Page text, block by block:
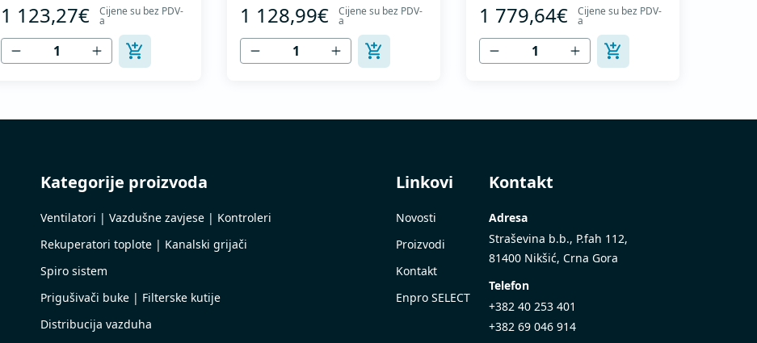
vertikalnim izduvavanjem - Motor
van struje vazduha - Maksimalan
protok vazduha: do 3.860 m3/h -
Za kontinualan rad sa
1 123,27€ Cijene su bez PDV-
a
vertikalnim izduvavanjem - Motor
van struje vazduha - Maksimalan
protok vazduha: do 4.170 m3/h -
Za kontinualan rad sa
1 128,99€ Cijene su bez PDV-
a
vertikalnim izduvavanjem - Motor
van struje vazduha - Maksimalan
protok vazduha: do 8.215 m3/h -
Za kontinualan rad sa
1 779,64€ Cijene su bez PDV-
a
Kategorije proizvoda
Ventilatori | Vazdušne zavjese | Kontroleri
Rekuperatori toplote | Kanalski grijači
Spiro sistem
Prigušivači buke | Filterske kutije
Distribucija vazduha
Linkovi
Novosti
Proizvodi
Kontakt
Enpro SELECT
Kontakt
Adresa
Straševina b.b., P.fah 112,
81400 Nikšić, Crna Gora
Telefon
+382 40 253 401
+382 69 046 914